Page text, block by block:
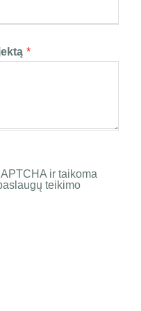
*
ir taikoma
teikimo